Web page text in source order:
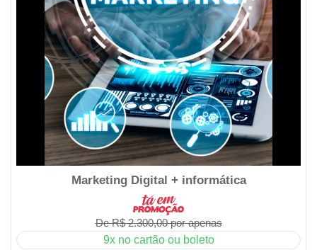
Marketing Digital + informática
De R$ 2.300,00 por apenas
9x no cartão ou boleto